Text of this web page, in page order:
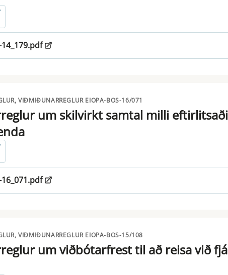
14_179.pdf
VIÐMIÐUNARREGLUR EIOPA-BOS-16/071
um skilvirkt samtal milli
16_071.pdf
VIÐMIÐUNARREGLUR EIOPA-BOS-15/108
um viðbótarfrest til að reisa við